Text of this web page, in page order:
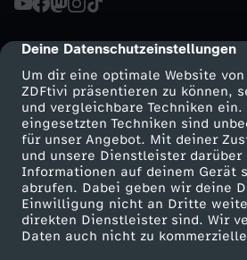
cmp-dialog-description
Deine Datenschutzeinstellungen
Um dir eine optimale Website von
ZDFtivi präsentieren zu können,
und vergleichbare Techniken
eingesetzten Techniken sind
für unser Angebot. Mit deiner
und unsere Dienstleister darüber
Informationen auf deinem Gerät
abrufen. Dabei geben wir deine
Einwilligung nicht an Dritte
direkten Dienstleister sind. Wir
Daten auch nicht zu
ä
h
i
g
Mehr ZDF
ZDF-Apps
Smart TV
ZDFtext
Service
Tickets